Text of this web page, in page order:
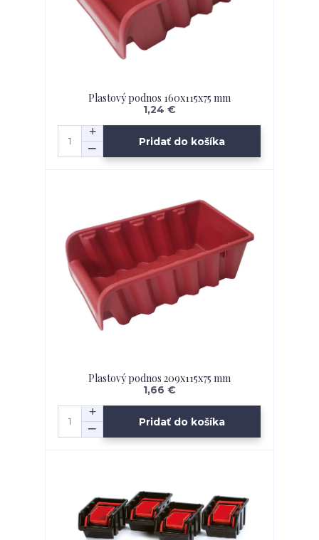
Plastový podnos 160x115x75 mm
1,24 €
Pridať do košíka
Plastový podnos 209x115x75 mm
1,66 €
Pridať do košíka